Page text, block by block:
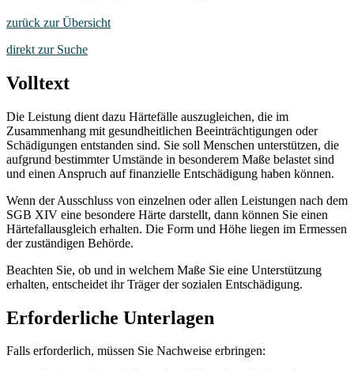
zurück zur Übersicht
direkt zur Suche
Volltext
Die Leistung dient dazu Härtefälle auszugleichen, die im
Zusammenhang mit gesundheitlichen Beeinträchtigungen oder
Schädigungen entstanden sind. Sie soll Menschen unterstützen, die
aufgrund bestimmter Umstände in besonderem Maße belastet sind
und einen Anspruch auf finanzielle Entschädigung haben können.
Wenn der Ausschluss von einzelnen oder allen Leistungen nach dem
SGB XIV eine besondere Härte darstellt, dann können Sie einen
Härtefallausgleich erhalten. Die Form und Höhe liegen im Ermessen
der zuständigen Behörde.
Beachten Sie, ob und in welchem Maße Sie eine Unterstützung
erhalten, entscheidet ihr Träger der sozialen Entschädigung.
Erforderliche Unterlagen
Falls erforderlich, müssen Sie Nachweise erbringen: